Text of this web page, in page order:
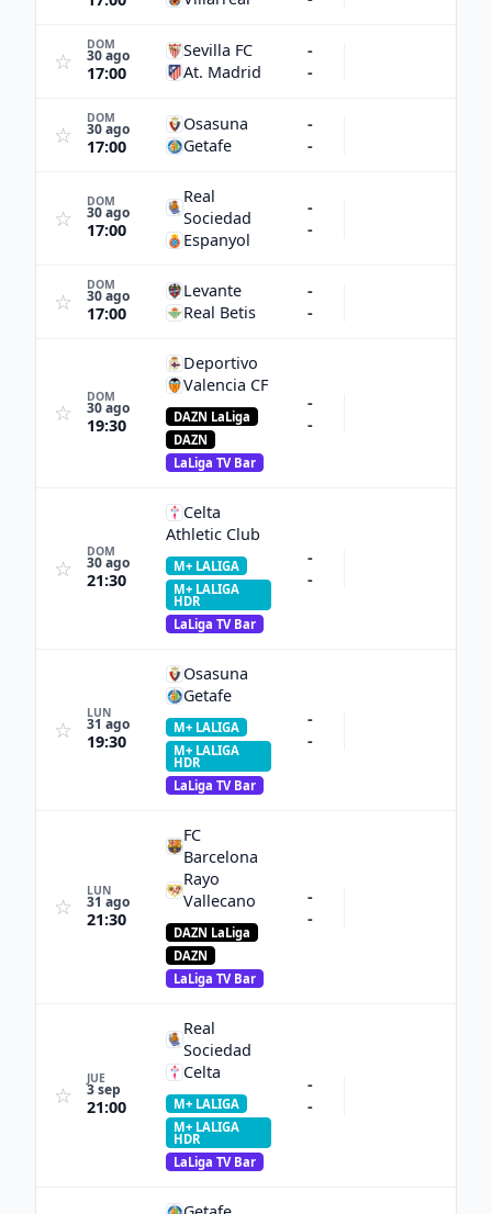
☆
DOM
30 ago
17:00
Sevilla FC
At. Madrid
-
-
☆
DOM
30 ago
17:00
Osasuna
Getafe
-
-
☆
DOM
30 ago
17:00
Real
Sociedad
Espanyol
-
-
☆
DOM
30 ago
17:00
Levante
Real Betis
-
-
☆
DOM
30 ago
19:30
Deportivo
Valencia CF
DAZN LaLiga
DAZN
LaLiga TV Bar
-
-
☆
DOM
30 ago
21:30
Celta
Athletic Club
M+ LALIGA
M+ LALIGA
HDR
LaLiga TV Bar
-
-
☆
LUN
31 ago
19:30
Osasuna
Getafe
M+ LALIGA
M+ LALIGA
HDR
LaLiga TV Bar
-
-
☆
LUN
31 ago
21:30
FC
Barcelona
Rayo
Vallecano
DAZN LaLiga
DAZN
LaLiga TV Bar
-
-
☆
JUE
3 sep
21:00
Real
Sociedad
Celta
M+ LALIGA
M+ LALIGA
HDR
LaLiga TV Bar
-
-